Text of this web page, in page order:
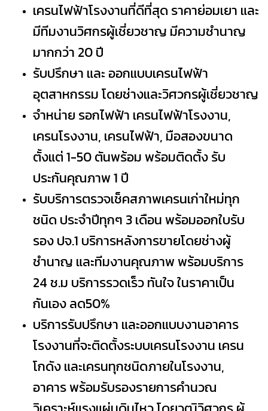
เครนไฟฟ้าโรงงานที่ดีที่สุด ราคาย่อมเยา และ
มีทีมงานวิศกรผู้เชี่ยวชาญ มีความชำนาญ
มากกว่า 20 ปี
รับปรึกษา และ ออกแบบเครนไฟฟ้า
อุตสาหกรรม โดยช่างและวิศวกรผู้เชี่ยวชาญ
จำหน่าย รอกไฟฟ้า เครนไฟฟ้าโรงงาน,
เครนโรงงาน, เครนไฟฟ้า, มือสองขนาด
ตั้งแต่ 1-50 ตันพร้อม พร้อมติดตั้ง รับ
ประกันคุณภาพ 1 ปี
รับบริการตรวจเช็คสภาพเครนเก่าใหม่ทุก
ชนิด ประจำปีทุกๆ 3 เดือน พร้อมออกใบรับ
รอง ปจ.1 บริการหลังการขายโดยช่างผู้
ชำนาญ และทีมงานคุณภาพ พร้อมบริการ
24 ช.ม บริการรวดเร็ว ทันใจ ในราคาเป็น
กันเอง ลด50%
บริการรับปรึกษา และออกแบบงานอาคาร
โรงงานที่จะติดตั้งระบบเครนโรงงาน เครน
โกดัง และเครนทุกชนิดภายในโรงงาน,
อาคาร พร้อมรับรองรายการคำนวณ